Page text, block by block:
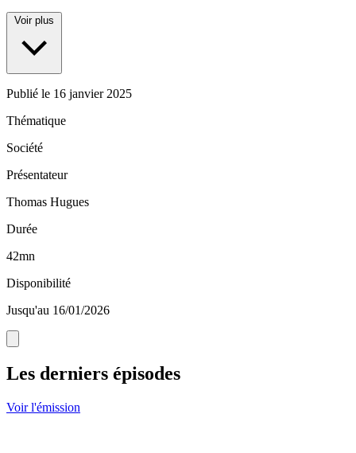
Voir plus
Publié le 16 janvier 2025
Thématique
Société
Présentateur
Thomas Hugues
Durée
42mn
Disponibilité
Jusqu'au 16/01/2026
Les derniers épisodes
Voir l'émission